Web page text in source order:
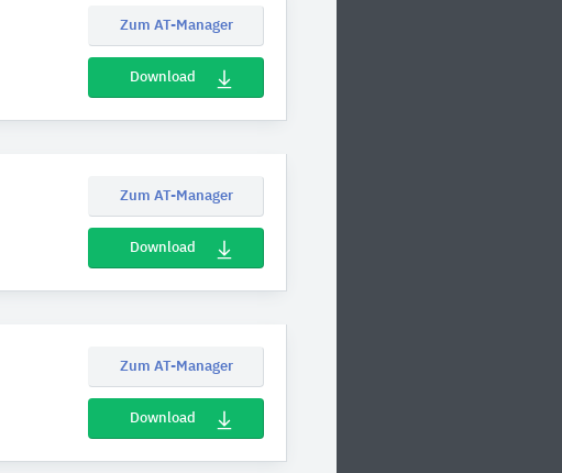
Zum AT-Manager
Download
Zum AT-Manager
Download
Zum AT-Manager
Download